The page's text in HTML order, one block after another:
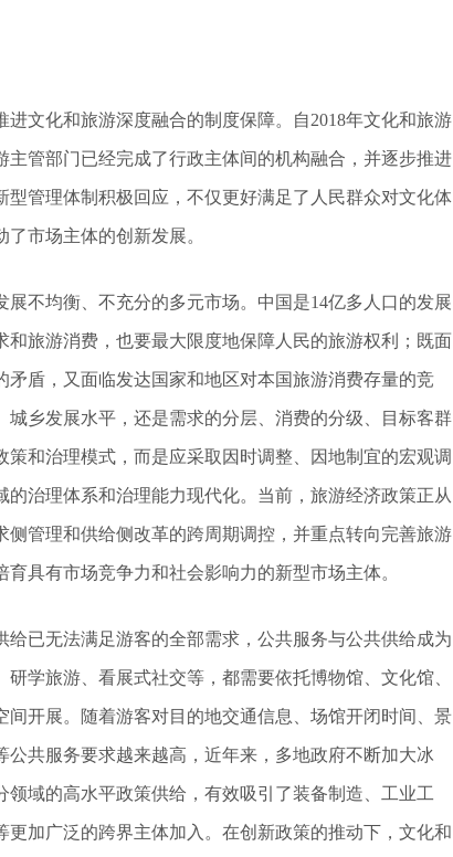
文化和旅游深度融合的制度保障。自2018年文化和旅游
管部门已经完成了行政主体间的机构融合，并逐步推进
管理体制积极回应，不仅更好满足了人民群众对文化体
市场主体的创新发展。
不均衡、不充分的多元市场。中国是14亿多人口的发展
旅游消费，也要最大限度地保障人民的旅游权利；既面
盾，又面临发达国家和地区对本国旅游消费存量的竞
乡发展水平，还是需求的分层、消费的分级、目标客群
和治理模式，而是应采取因时调整、因地制宜的宏观调
治理体系和治理能力现代化。当前，旅游经济政策正从
管理和供给侧改革的跨周期调控，并重点转向完善旅游
具有市场竞争力和社会影响力的新型市场主体。
已无法满足游客的全部需求，公共服务与公共供给成为
学旅游、看展式社交等，都需要依托博物馆、文化馆、
开展。随着游客对目的地交通信息、场馆开闭时间、景
共服务要求越来越高，近年来，多地政府不断加大冰
域的高水平政策供给，有效吸引了装备制造、工业工
加广泛的跨界主体加入。在创新政策的推动下，文化和